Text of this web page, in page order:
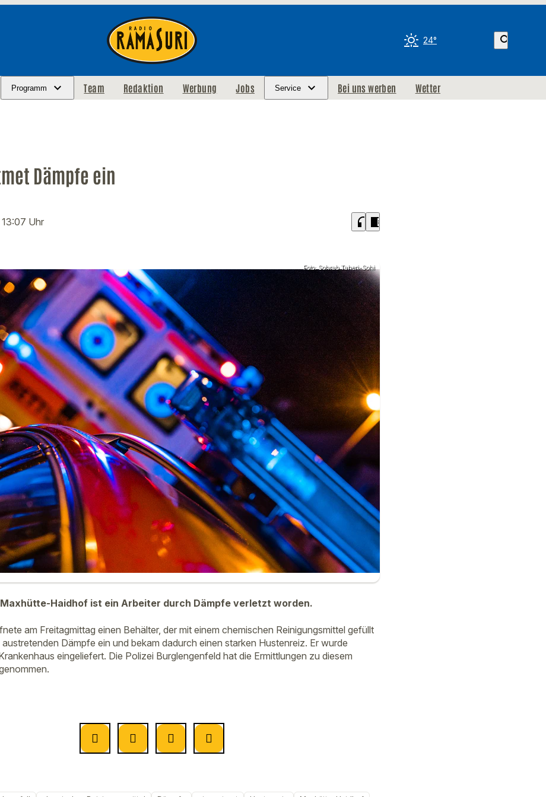
24° search
Programm Team Redaktion Werbung Jobs Service Bei uns werben Wetter
Dämpfe ein
13:07 Uhr headphones chrome_reader_mode
Foto: Sohrab Taheri-Sohi
Maxhütte-Haidhof ist ein Arbeiter durch Dämpfe verletzt worden.
am Freitagmittag einen Behälter, der mit einem chemischen Reinigungsmittel gefüllt
Dämpfe ein und bekam dadurch einen starken Hustenreiz. Er wurde
eingeliefert. Die Polizei Burglengenfeld hat die Ermittlungen zu diesem